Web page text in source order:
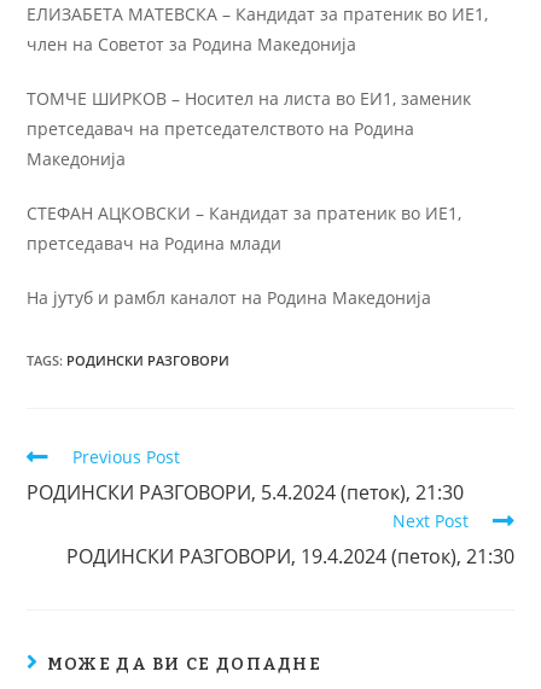
ЕЛИЗАБЕТА МАТЕВСКА – Кандидат за пратеник во ИЕ1,
член на Советот за Родина Македонија
ТОМЧЕ ШИРКОВ – Носител на листа во ЕИ1, заменик
претседавач на претседателството на Родина
Македонија
СТЕФАН АЦКОВСКИ – Кандидат за пратеник во ИЕ1,
претседавач на Родина млади
На јутуб и рамбл каналот на Родина Македонија
TAGS: РОДИНСКИ РАЗГОВОРИ
Previous Post
РОДИНСКИ РАЗГОВОРИ, 5.4.2024 (петок), 21:30
Next Post
РОДИНСКИ РАЗГОВОРИ, 19.4.2024 (петок), 21:30
МОЖЕ ДА ВИ СЕ ДОПАДНЕ